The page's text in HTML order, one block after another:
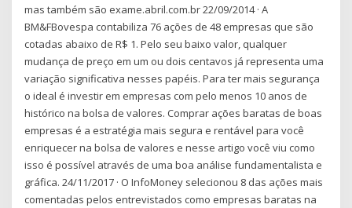
mas também são exame.abril.com.br 22/09/2014 · A
BM&FBovespa contabiliza 76 ações de 48 empresas que são
cotadas abaixo de R$ 1. Pelo seu baixo valor, qualquer
mudança de preço em um ou dois centavos já representa uma
variação significativa nesses papéis. Para ter mais segurança
o ideal é investir em empresas com pelo menos 10 anos de
histórico na bolsa de valores. Comprar ações baratas de boas
empresas é a estratégia mais segura e rentável para você
enriquecer na bolsa de valores e nesse artigo você viu como
isso é possível através de uma boa análise fundamentalista e
gráfica. 24/11/2017 · O InfoMoney selecionou 8 das ações mais
comentadas pelos entrevistados como empresas baratas na